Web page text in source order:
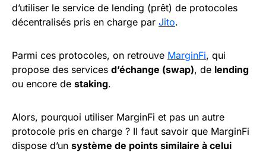
d’utiliser le service de lending (prêt) de protocoles
décentralisés pris en charge par Jito.
Parmi ces protocoles, on retrouve MarginFi, qui
propose des services d’échange (swap), de lending
ou encore de staking.
Alors, pourquoi utiliser MarginFi et pas un autre
protocole pris en charge ? Il faut savoir que MarginFi
dispose d’un système de points similaire à celui